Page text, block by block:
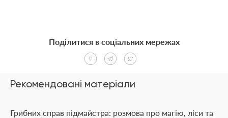
Рекомендовані матеріали
Грибних справ підмайстра: розмова про магію, ліси та
Поділитися в соціальних мережах